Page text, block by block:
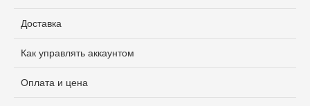
Доставка
Как управлять аккаунтом
Оплата и цена